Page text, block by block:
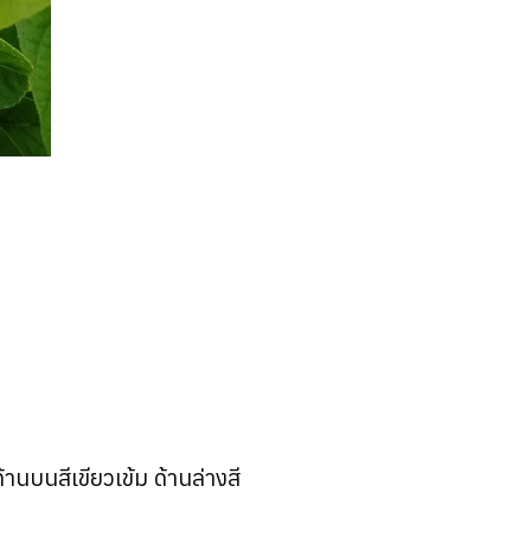
นบนสีเขียวเข้ม ด้านล่างสี